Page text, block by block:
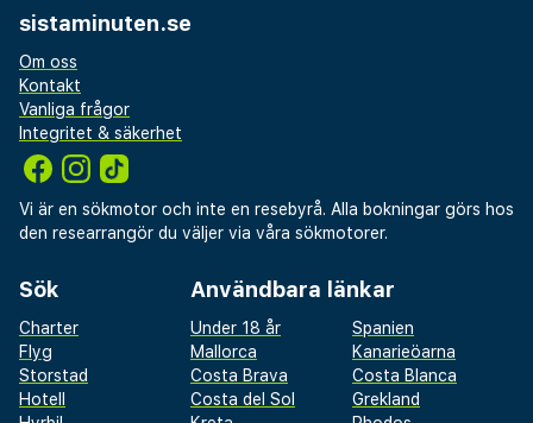
sistaminuten.se
Om oss
Kontakt
Vanliga frågor
Integritet & säkerhet
Vi är en sökmotor och inte en resebyrå. Alla bokningar görs hos
den researrangör du väljer via våra sökmotorer.
Sök
Charter
Flyg
Storstad
Hotell
Användbara länkar
Under 18 år
Spanien
Mallorca
Kanarieöarna
Costa Brava
Costa Blanca
Costa del Sol
Grekland